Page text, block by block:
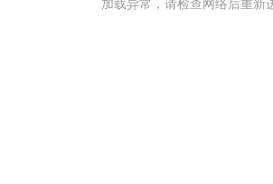
加载异常，请检查网络后重新